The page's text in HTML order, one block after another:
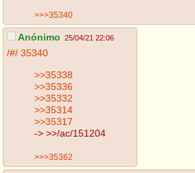
>>>35340
Anónimo 25/04/21 22:06
/#/ 35340
>>35338
>>35336
>>35332
>>35314
>>35317
-> >>/ac/151204
>>>35362